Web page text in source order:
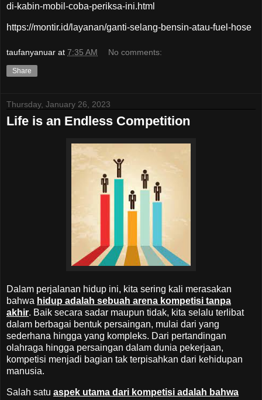
di-kabin-mobil-coba-periksa-ini.html
https://montir.id/layanan/ganti-selang-bensin-atau-fuel-hose
taufanyanuar at 7:35 AM No comments:
Share
Thursday, January 26, 2023
Life is an Endless Competition
Dalam perjalanan hidup ini, kita sering kali merasakan
bahwa hidup adalah sebuah arena kompetisi tanpa
akhir. Baik secara sadar maupun tidak, kita selalu terlibat
dalam berbagai bentuk persaingan, mulai dari yang
sederhana hingga yang kompleks. Dari pertandingan
olahraga hingga persaingan dalam dunia pekerjaan,
kompetisi menjadi bagian tak terpisahkan dari kehidupan
manusia.
Salah satu aspek utama dari kompetisi adalah bahwa